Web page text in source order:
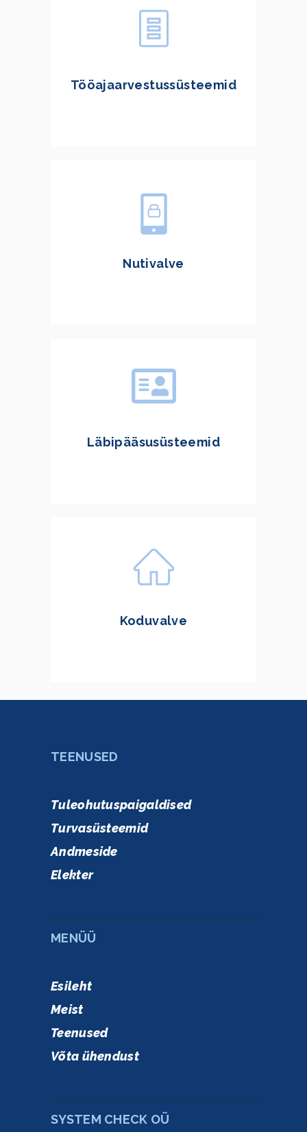
Tööajaarvestussüsteemid
Nutivalve
Läbipääsusüsteemid
Koduvalve
TEENUSED
Tuleohutuspaigaldised
Turvasüsteemid
Andmeside
Elekter
MENÜÜ
Esileht
Meist
Teenused
Võta ühendust
SYSTEM CHECK OÜ